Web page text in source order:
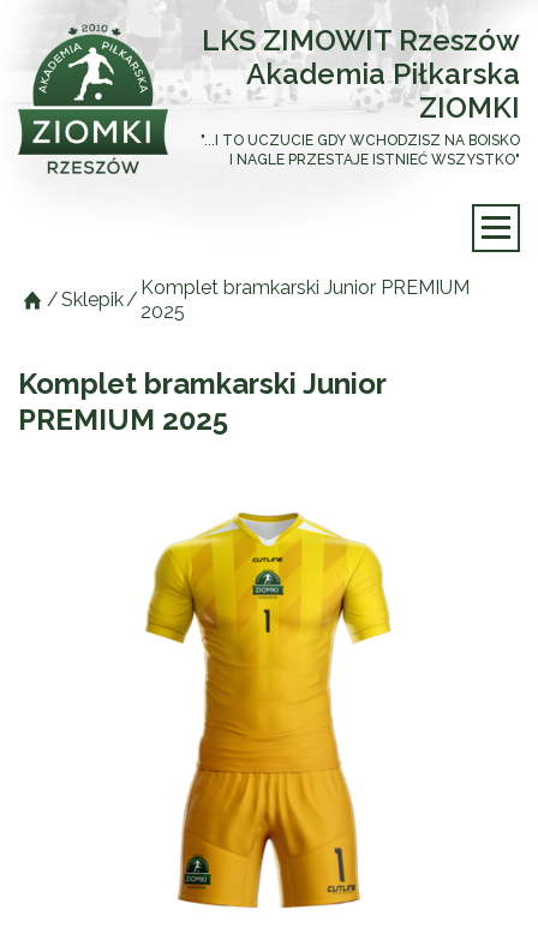
LKS ZIMOWIT Rzeszów
Akademia Piłkarska
ZIOMKI
"...I TO UCZUCIE GDY WCHODZISZ NA BOISKO
I NAGLE PRZESTAJE ISTNIEĆ WSZYSTKO"
/Sklepik/
Komplet bramkarski Junior PREMIUM
2025
Komplet bramkarski Junior
PREMIUM 2025